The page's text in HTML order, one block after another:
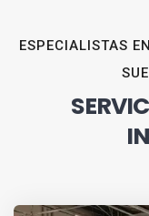
ESPECIALISTAS